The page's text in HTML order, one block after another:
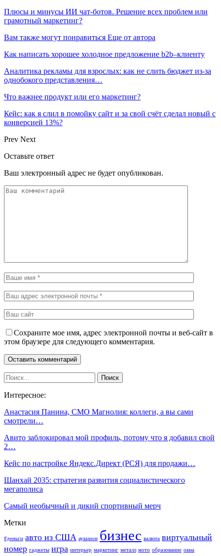
Плюсы и минусы ИИ чат-ботов. Решение всех проблем или
грамотный маркетинг?
Вам также могут понравиться Еще от автора
Как написать хорошее холодное предложение b2b–клиенту
Аналитика рекламы для взрослых: как не слить бюджет из-за
однобокого представления…
Что важнее продукт или его маркетинг?
Кейс: как я слил в помойку сайт и за свой счёт сделал новый с
конверсией 13%?
Prev Next
Оставьте ответ
Ваш электронный адрес не будет опубликован.
Сохраните мое имя, адрес электронной почты и веб-сайт в
этом браузере для следующего комментария.
Интересное:
Анастасия Панина, СMO Магнолия: коллеги, а вы сами
смотрели…
Авито заблокировал мой профиль, потому что я добавил свой
2…
Кейс по настройке Яндекс.Директ (РСЯ) для продажи…
Шанхай 2035: стратегия развития социалистического
мегаполиса
Самый необычный и дикий спортивный мерч
Метки
#деньги авто из США аукцион бизнес валюта виртуальный
номер гаджеты игра интерьер маркетинг металл мото образование окна